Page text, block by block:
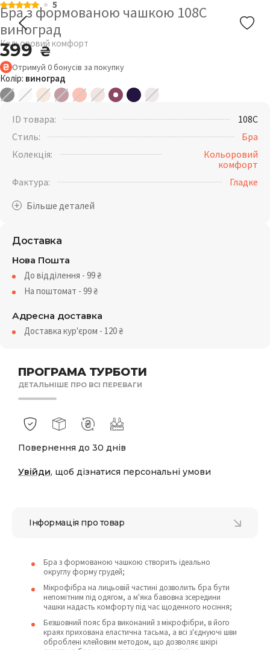
5
Бра з формованою чашкою 108C
виноград
Кольоровий комфорт
399₴
Отримуй 0бонусів за покупку
Колір: виноград
ПРОГРАМА ТУРБОТИ
ДЕТАЛЬНІШЕ ПРО ВСІ ПЕРЕВАГИ
Повернення до 30 днів
Увійди, щоб дізнатися персональні умови
ID товара:
108C
Стиль:
Бра
Колекція:
Кольоровий
комфорт
Фактура:
Гладке
Доставка
Нова Пошта
До відділення - 99₴
На поштомат - 99₴
Адресна доставка
Доставка кур'єром - 120₴
Інформація про товар
Бра з формованою чашкою створить ідеально
округлу форму грудей;
Мікрофібра на лицьовій частині дозволить бра бути
непомітним під одягом, а м'яка бавовна зсередини
чашки надасть комфорту під час щоденного носіння;
Безшовний пояс бра виконаний з мікрофібри, в його
краях прихована еластична тасьма, а всі з'єднуючі шви
оброблені клейовим методом, що дозволяє шкірі